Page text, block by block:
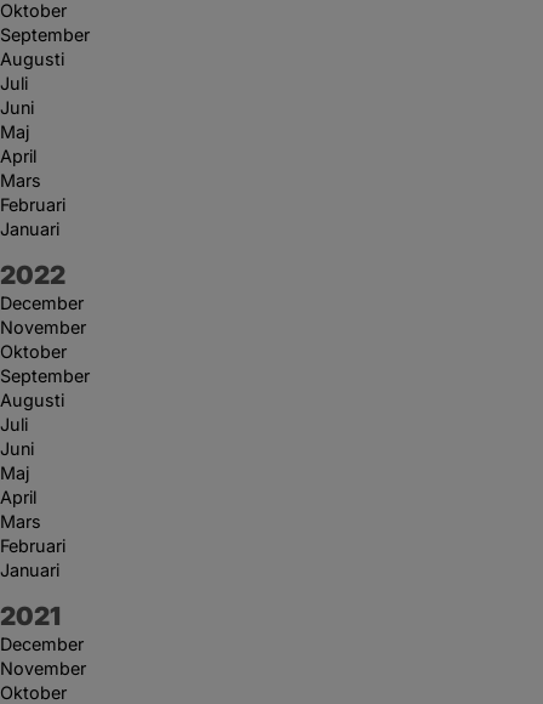
Oktober
September
Augusti
Juli
Juni
Maj
April
Mars
Februari
Januari
År:
2022
December
November
Oktober
September
Augusti
Juli
Juni
Maj
April
Mars
Februari
Januari
År:
2021
December
November
Oktober